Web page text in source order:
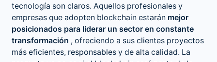
tecnología son claros. Aquellos profesionales y
empresas que adopten blockchain estarán mejor
posicionados para liderar un sector en constante
transformación , ofreciendo a sus clientes proyectos
más eficientes, responsables y de alta calidad. La